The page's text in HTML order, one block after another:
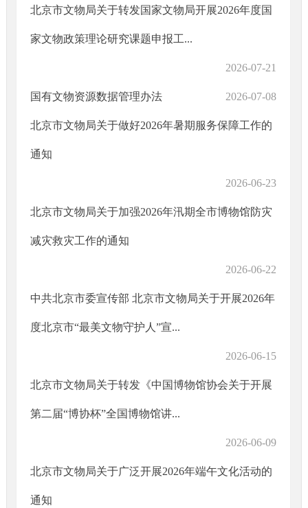
北京市文物局关于转发国家文物局开展2026年度国
家文物政策理论研究课题申报工...
2026-07-21
国有文物资源数据管理办法 2026-07-08
北京市文物局关于做好2026年暑期服务保障工作的
通知
2026-06-23
北京市文物局关于加强2026年汛期全市博物馆防灾
减灾救灾工作的通知
2026-06-22
中共北京市委宣传部 北京市文物局关于开展2026年
度北京市“最美文物守护人”宣...
2026-06-15
北京市文物局关于转发《中国博物馆协会关于开展
第二届“博协杯”全国博物馆讲...
2026-06-09
北京市文物局关于广泛开展2026年端午文化活动的
通知